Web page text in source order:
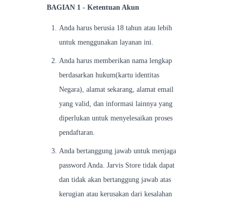
BAGIAN 1 - Ketentuan Akun
Anda harus berusia 18 tahun atau lebih
untuk menggunakan layanan ini.
Anda harus memberikan nama lengkap
berdasarkan hukum(kartu identitas
Negara), alamat sekarang, alamat email
yang valid, dan informasi lainnya yang
diperlukan untuk menyelesaikan proses
pendaftaran.
Anda bertanggung jawab untuk menjaga
password Anda. Jarvis Store tidak dapat
dan tidak akan bertanggung jawab atas
kerugian atau kerusakan dari kesalahan